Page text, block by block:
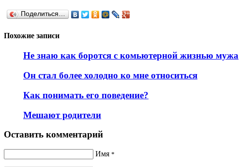
Поделиться…
Похожие записи
Не знаю как боротся с комьютерной жизнью мужа
Он стал более холодно ко мне относиться
Как понимать его поведение?
Мешают родители
Оставить комментарий
Имя *